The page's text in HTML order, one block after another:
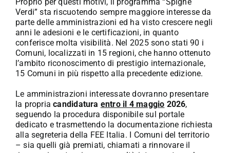
Proprio per questi motivi, il programma “Spighe
Verdi” sta riscuotendo sempre maggiore interesse da
parte delle amministrazioni ed ha visto crescere negli
anni le adesioni e le certificazioni, in quanto
conferisce molta visibilità. Nel 2025 sono stati 90 i
Comuni, localizzati in 15 regioni, che hanno ottenuto
l’ambito riconoscimento di prestigio internazionale,
15 Comuni in più rispetto alla precedente edizione.
Le amministrazioni interessate dovranno presentare
la propriacandidatura entro il 4 maggio 2026,
seguendo la procedura disponibile sul portale
dedicato e trasmettendo la documentazione richiesta
alla segreteria della FEE Italia. I Comuni del territorio
– sia quelli già premiati, chiamati a rinnovare il